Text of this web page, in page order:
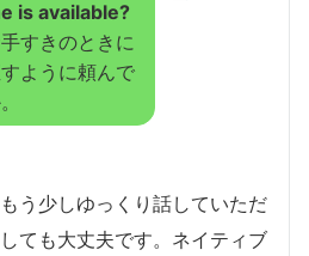
is available?
すきのときに
ように頼んで
う少しゆっくり話していただ
ても大丈夫です。ネイティブ